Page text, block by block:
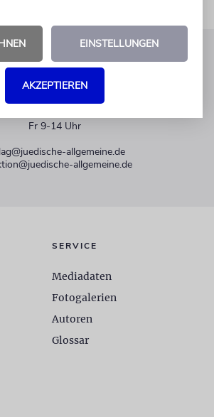
KUNDENSERVICE
Fr 9-14 Uhr
allgemeine.de
allgemeine.de
SERVICE
Mediadaten
Fotogalerien
Autoren
Glossar
EINSTELLUNGEN
AKZEPTIEREN